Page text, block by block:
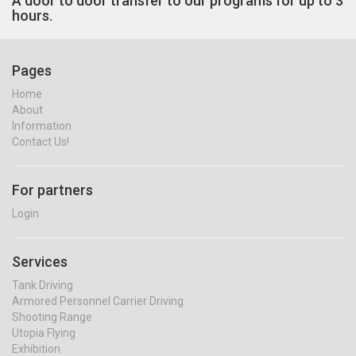
hours.
Pages
Home
About
Information
Contact Us!
For partners
Login
Services
Tank Driving
Armored Personnel Carrier Driving
Shooting Range
Utopia Flying
Exhibition